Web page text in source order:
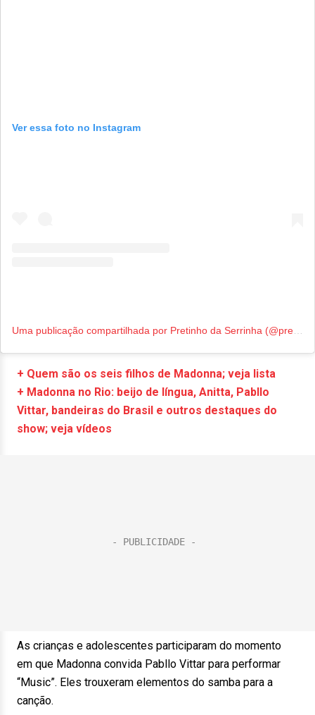
Ver essa foto no Instagram
Uma publicação compartilhada por Pretinho da Serrinha (@pretinhodaserrinha)
+ Quem são os seis filhos de Madonna; veja lista
+ Madonna no Rio: beijo de língua, Anitta, Pabllo
Vittar, bandeiras do Brasil e outros destaques do
show; veja vídeos
As crianças e adolescentes participaram do momento
em que Madonna convida Pabllo Vittar para performar
“Music”. Eles trouxeram elementos do samba para a
canção.